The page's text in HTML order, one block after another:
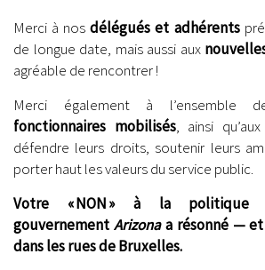
Merci à nosdélégués et adhérents
de longue date, mais aussi aux
agréable de rencontrer !
Merci également à l’ensemble
fonctionnaires mobilisés, ainsi qu’aux
défendre leurs droits, soutenir leurs
porter haut les valeurs du service public.
Votre
« NON » à la politique
gouvernement Arizona a résonné —
dans les rues de Bruxelles.